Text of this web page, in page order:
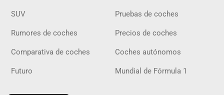
SUV Pruebas de coches
Rumores de coches Precios de coches
Comparativa de coches Coches autónomos
Futuro Mundial de Fórmula 1